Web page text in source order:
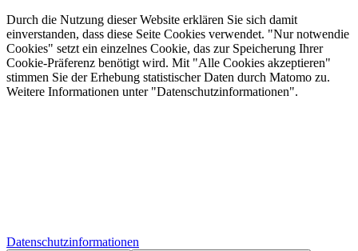
Durch die Nutzung dieser Website erklären Sie sich damit
einverstanden, dass diese Seite Cookies verwendet. "Nur notwendie
Cookies" setzt ein einzelnes Cookie, das zur Speicherung Ihrer
Cookie-Präferenz benötigt wird. Mit "Alle Cookies akzeptieren"
stimmen Sie der Erhebung statistischer Daten durch Matomo zu.
Weitere Informationen unter "Datenschutzinformationen".
Datenschutzinformationen